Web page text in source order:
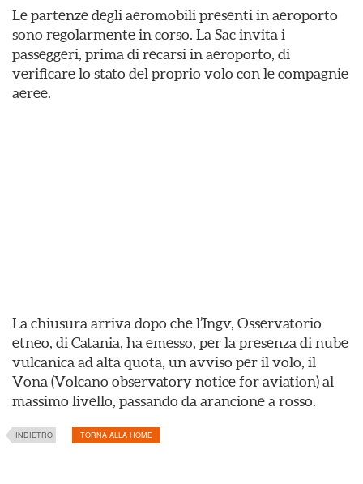
Le partenze degli aeromobili presenti in aeroporto
sono regolarmente in corso. La Sac invita i
passeggeri, prima di recarsi in aeroporto, di
verificare lo stato del proprio volo con le compagnie
aeree.
La chiusura arriva dopo che l’Ingv, Osservatorio
etneo, di Catania, ha emesso, per la presenza di nube
vulcanica ad alta quota, un avviso per il volo, il
Vona (Volcano observatory notice for aviation) al
massimo livello, passando da arancione a rosso.
INDIETRO TORNA ALLA HOME